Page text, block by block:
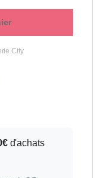
City
d'achats